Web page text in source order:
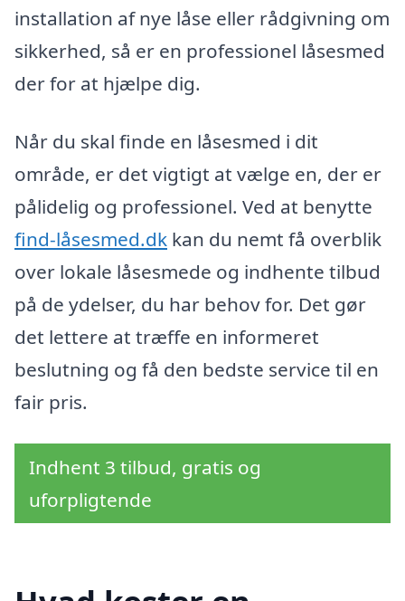
installation af nye låse eller rådgivning om
sikkerhed, så er en professionel låsesmed
der for at hjælpe dig.
Når du skal finde en låsesmed i dit
område, er det vigtigt at vælge en, der er
pålidelig og professionel. Ved at benytte
find-låsesmed.dk kan du nemt få overblik
over lokale låsesmede og indhente tilbud
på de ydelser, du har behov for. Det gør
det lettere at træffe en informeret
beslutning og få den bedste service til en
fair pris.
Indhent 3 tilbud, gratis og
uforpligtende